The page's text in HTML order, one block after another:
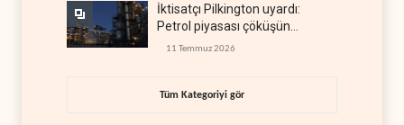
İktisatçı Pilkington uyardı:
Petrol piyasası çöküşün
eşiğinde
11 Temmuz 2026
Tüm Kategoriyi gör